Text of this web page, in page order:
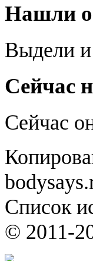
Нашли
Выдели
Сейчас
Сейчас
Список
© 2011-